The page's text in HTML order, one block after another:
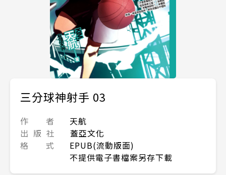
三分球神射手 03
作 者
天航
出 版 社
蓋亞文化
格 式
EPUB(流動版面)
不提供電子書檔案另存下載